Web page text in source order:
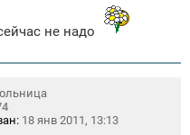
не надо
18 янв 2011, 13:13